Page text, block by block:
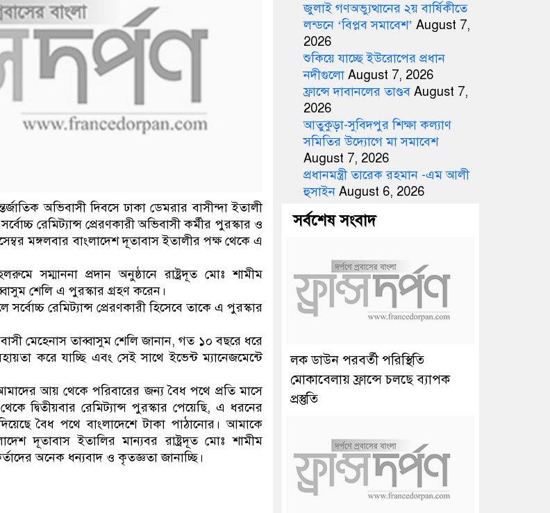
অভিবাসী দিবসে ঢাকা ডেমরার বাসীন্দা ইতালী
রেমিট্যান্স প্রেরণকারী অভিবাসী কর্মীর পুরস্কার ও
মঙ্গলবার বাংলাদেশ দূতাবাস ইতালীর পক্ষ থেকে এ
সম্মাননা প্রদান অনুষ্ঠানে রাষ্ট্রদূত মোঃ শামীম
শেলি এ পুরস্কার গ্রহণ করেন।
রেমিট্যান্স প্রেরণকারী হিসেবে তাকে এ পুরস্কার
মেহেনাস তাব্বাসুম শেলি জানান, গত ১০ বছরে ধরে
করে যাচ্ছি এবং সেই সাথে ইভেন্ট ম্যানেজমেন্টে
আয় থেকে পরিবারের জন্য বৈধ পথে প্রতি মাসে
দ্বিতীয়বার রেমিট্যান্স পুরস্কার পেয়েছি, এ ধরনের
বৈধ পথে বাংলাদেশে টাকা পাঠানোর। আমাকে
দূতাবাস ইতালির মান্যবর রাষ্ট্রদূত মোঃ শামীম
অনেক ধন্যবাদ ও কৃতজ্ঞতা জানাচ্ছি।
জুলাই গণঅভ্যুত্থানের ২য় বার্ষিকীতে
লন্ডনে ‘বিপ্লব সমাবেশ’ August 7,
2026
শুকিয়ে যাচ্ছে ইউরোপের প্রধান
নদীগুলো August 7, 2026
ফ্রান্সে দাবানলের তাণ্ডব August 7,
2026
আতুকুড়া-সুবিদপুর শিক্ষা কল্যাণ
সমিতির উদ্যোগে মা সমাবেশ
August 7, 2026
প্রধানমন্ত্রী তারেক রহমান -এম আলী
হুসাইন August 6, 2026
সর্বশেষ সংবাদ
লক ডাউন পরবর্তী পরিস্থিতি
মোকাবেলায় ফ্রান্সে চলছে ব্যাপক
প্রস্তুতি